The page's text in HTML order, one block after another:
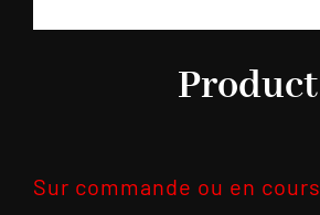
Product
Sur commande ou en cours